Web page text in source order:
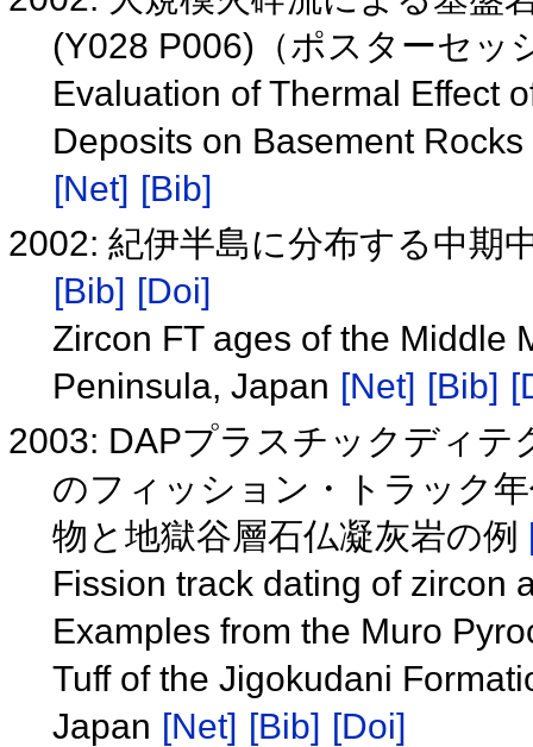
(Y028 P006)（ポスターセッ
Evaluation of Thermal Effect
Deposits on Basement
[Net] [Bib]
2002: 紀伊半島に分布する中期
[Bib] [Doi]
Zircon FT ages of the Middle
Peninsula, Japan [Net] [Bib]
2003: DAPプラスチックディ
のフィッション・トラック
物と地獄谷層石仏凝灰岩の例
Fission track dating of zircon
Examples from the Muro
Tuff of the Jigokudani
Japan [Net] [Bib] [Doi]